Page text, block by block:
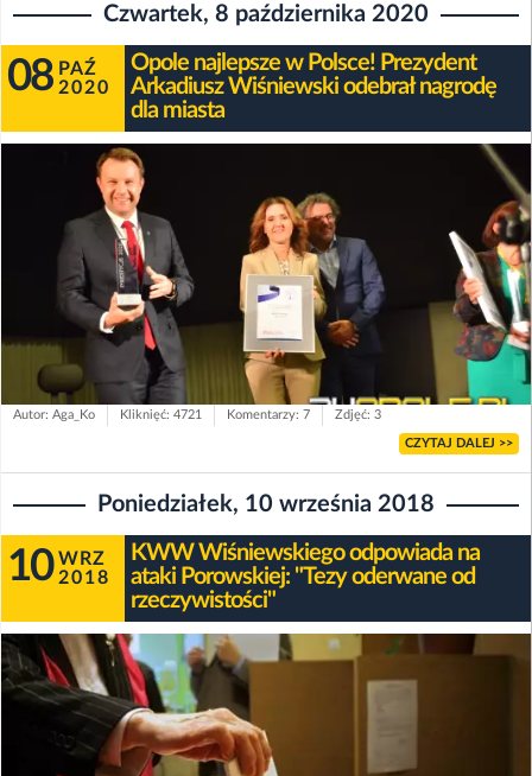
Czwartek, 8 października 2020
08 PAŹ
2020
Opole najlepsze w Polsce! Prezydent
Arkadiusz Wiśniewski odebrał nagrodę
dla miasta
Autor: Aga_Ko Kliknięć: 4721 Komentarzy: 7 Zdjęć: 3
CZYTAJ DALEJ >>
Poniedziałek, 10 września 2018
10 WRZ
2018
KWW Wiśniewskiego odpowiada na
ataki Porowskiej: "Tezy oderwane od
rzeczywistości"